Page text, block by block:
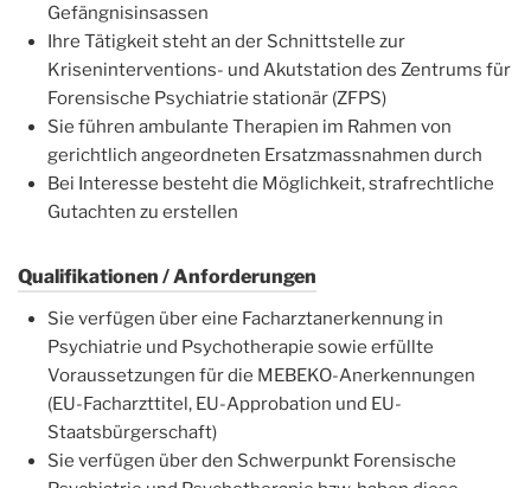
Gefängnisinsassen
Ihre Tätigkeit steht an der Schnittstelle zur
Kriseninterventions- und Akutstation des Zentrums für
Forensische Psychiatrie stationär (ZFPS)
Sie führen ambulante Therapien im Rahmen von
gerichtlich angeordneten Ersatzmassnahmen durch
Bei Interesse besteht die Möglichkeit, strafrechtliche
Gutachten zu erstellen
Qualifikationen / Anforderungen
Sie verfügen über eine Facharztanerkennung in
Psychiatrie und Psychotherapie sowie erfüllte
Voraussetzungen für die MEBEKO-Anerkennungen
(EU-Facharzttitel, EU-Approbation und EU-
Staatsbürgerschaft)
Sie verfügen über den Schwerpunkt Forensische